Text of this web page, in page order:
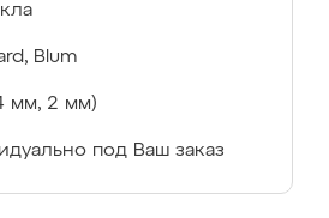
Blum
мм, 2 мм)
под Ваш заказ